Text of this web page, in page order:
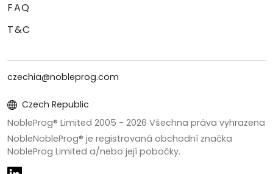
FAQ
T&C
czechia@nobleprog.com
Czech Republic
NobleProg® Limited 2005 - 2026 Všechna práva vyhrazena
NobleNobleProg® je registrovaná obchodní značka
NobleProg Limited a/nebo její pobočky.